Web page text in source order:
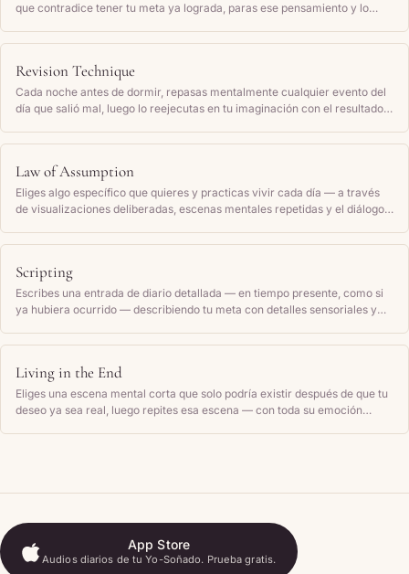
que contradice tener tu meta ya lograda, paras ese pensamiento y lo
Revision Technique
Cada noche antes de dormir, repasas mentalmente cualquier evento del
día que salió mal, luego lo reejecutas en tu imaginación con el resultado
real.
Law of Assumption
Eliges algo específico que quieres y practicas vivir cada día — a través
de visualizaciones deliberadas, escenas mentales repetidas y el diálogo
se convierte en tu estado mental por defecto.
Scripting
Escribes una entrada de diario detallada — en tiempo presente, como si
ya hubiera ocurrido — describiendo tu meta con detalles sensoriales y
Living in the End
Eliges una escena mental corta que solo podría existir después de que tu
deseo ya sea real, luego repites esa escena — con toda su emoción
App Store
Audios diarios de tu Yo-Soñado. Prueba gratis.
App Store